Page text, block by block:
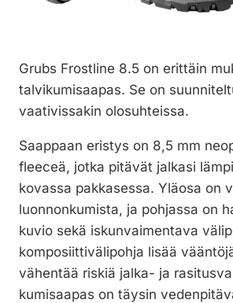
Grubs Frostline 8.5 on erittäin
talvikumisaapas. Se on
vaativissakin olosuhteissa.
Saappaan eristys on 8,5 mm
fleeceä, jotka pitävät jalkasi
kovassa pakkasessa. Yläosa on
luonnonkumista, ja pohjassa on
kuvio sekä iskunvaimentava
komposiittivälipohja lisää
vähentää riskiä jalka- ja
kumisaapas on täysin